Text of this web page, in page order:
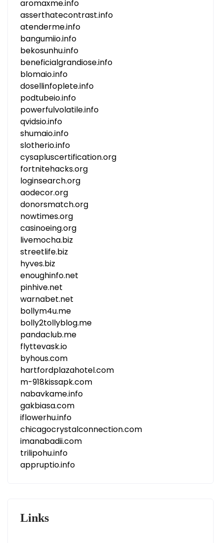
aromaxme.info
asserthatecontrast.info
atenderme.info
bangumiio.info
bekosunhu.info
beneficialgrandiose.info
blomaio.info
dosellinfoplete.info
podtubeio.info
powerfulvolatile.info
qvidsio.info
shumaio.info
slotherio.info
cysapluscertification.org
fortnitehacks.org
loginsearch.org
aodecor.org
donorsmatch.org
nowtimes.org
casinoeing.org
livemocha.biz
streetlife.biz
hyves.biz
enoughinfo.net
pinhive.net
warnabet.net
bollym4u.me
bolly2tollyblog.me
pandaclub.me
flyttevask.io
byhous.com
hartfordplazahotel.com
m-918kissapk.com
nabavkame.info
gakbiasa.com
iflowerhu.info
chicagocrystalconnection.com
imanabadii.com
trilipohu.info
appruptio.info
Links